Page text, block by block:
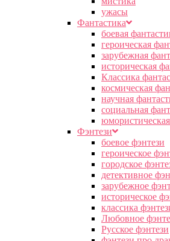
ужасы
Фантастика
боевая
героическая
зарубежная
историческая
Классика
космическая
научная
социальная
Фэнтези
боевое фэнтези
героическое
городское
детективное
зарубежное
историческое
классика
Любовное
Русское фэнтези